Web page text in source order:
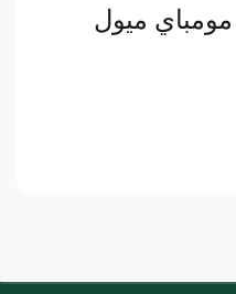
ميول